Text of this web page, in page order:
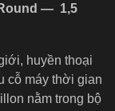
— 1,5
huyền thoại
cỗ máy thời gian
nằm trong bộ